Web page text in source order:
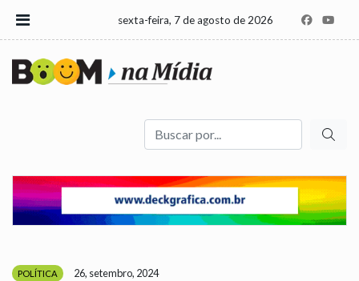
sexta-feira, 7 de agosto de 2026
Buscar
POLÍTICA 26, setembro, 2024